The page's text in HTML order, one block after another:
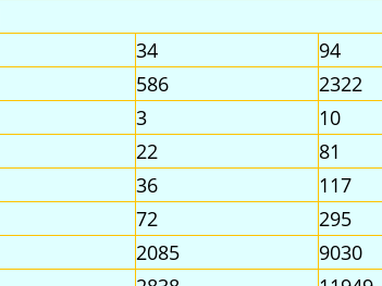
34 94
586 2322
3 10
22 81
36 117
72 295
2085 9030